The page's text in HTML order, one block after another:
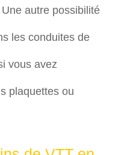
autre possibilité
les conduites de
vous avez
plaquettes ou